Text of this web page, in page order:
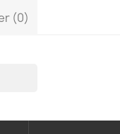
(0)